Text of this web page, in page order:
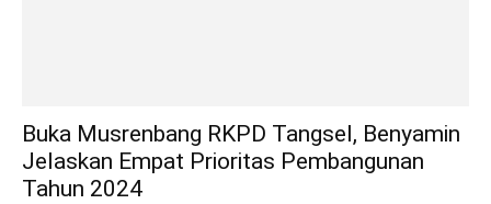
Buka Musrenbang RKPD Tangsel, Benyamin
Jelaskan Empat Prioritas Pembangunan
Tahun 2024